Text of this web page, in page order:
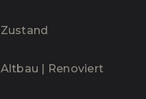
Zustand
Altbau | Renoviert